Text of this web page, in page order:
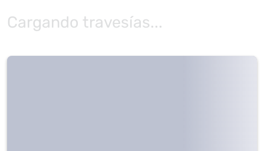
Cargando travesías...